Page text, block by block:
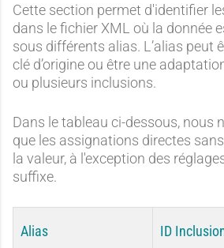
Cette section permet d'identifier
dans le fichier XML où la donnée
sous différents alias. L’alias peut
clé d’origine ou être une
ou plusieurs inclusions.
Dans le tableau ci-dessous, nous
que les assignations directes
la valeur, à l'exception des
suffixe.
Alias ID